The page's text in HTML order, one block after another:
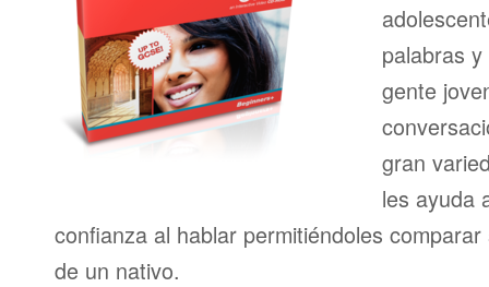
palabras
gente
gran
les ayuda
confianza al hablar permitiéndoles
de un nativo.